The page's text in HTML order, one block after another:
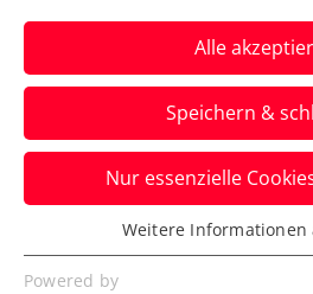
News filtern
Alle
Speichern &
Nur essenzielle
Essenziell
Essenzielle Cookies werden für
Weitere
Powered by